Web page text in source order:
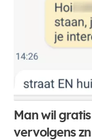
Man wil
vervolgens